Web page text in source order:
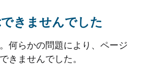
きませんでした
何らかの問題により、ページ
きませんでした。